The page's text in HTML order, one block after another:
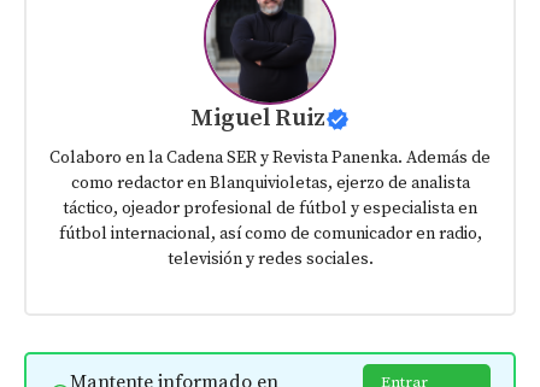
Miguel Ruiz
Colaboro en la Cadena SER y Revista Panenka. Además de
como redactor en Blanquivioletas, ejerzo de analista
táctico, ojeador profesional de fútbol y especialista en
fútbol internacional, así como de comunicador en radio,
televisión y redes sociales.
Mantente informado en
Entrar